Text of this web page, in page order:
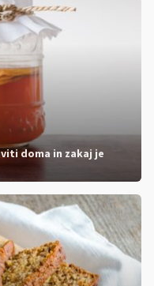
doma in zakaj je